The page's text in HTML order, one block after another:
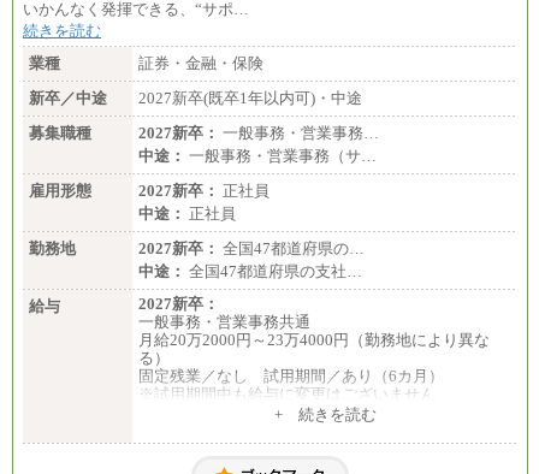
いかんなく発揮できる、“サポ…
続きを読む
業種
証券・金融・保険
新卒／中途
2027新卒(既卒1年以内可)・中途
募集職種
2027新卒： 一般事務・営業事務…
中途： 一般事務・営業事務（サ…
雇用形態
2027新卒： 正社員
中途： 正社員
勤務地
2027新卒： 全国47都道府県の…
中途： 全国47都道府県の支社…
給与
2027新卒：
一般事務・営業事務共通
月給20万2000円～23万4000円（勤務地により異な
る）
固定残業／なし 試用期間／あり（6カ月）
※試用期間中も給与に変更はございません
月給20万2000円～23万4000円（勤務地により異な
+ 続きを読む